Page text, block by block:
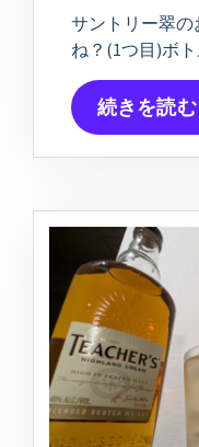
サントリー翠
ね？(1つ目)ボ
続きを読む